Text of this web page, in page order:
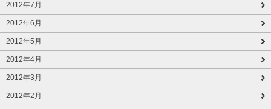
2012年7月
2012年6月
2012年5月
2012年4月
2012年3月
2012年2月